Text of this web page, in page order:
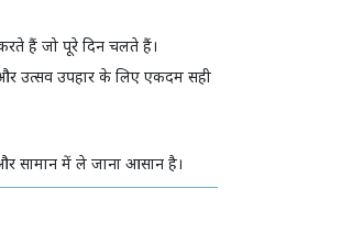
हैं जो पूरे दिन चलते हैं।
उत्सव उपहार के लिए एकदम सही
सामान में ले जाना आसान है।